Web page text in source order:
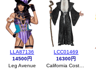
LLA87136
14500円
Leg Avenue
LCC01469
16300円
California Costumes